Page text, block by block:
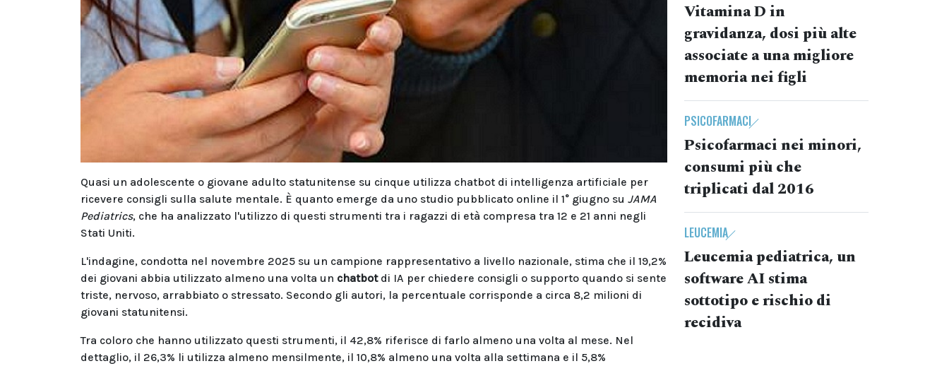
Quasi un adolescente o giovane adulto statunitense su cinque utilizza chatbot di intelligenza artificiale per
ricevere consigli sulla salute mentale. È quanto emerge da uno studio pubblicato online il 1° giugno su JAMA
Pediatrics, che ha analizzato l'utilizzo di questi strumenti tra i ragazzi di età compresa tra 12 e 21 anni negli
Stati Uniti.
L'indagine, condotta nel novembre 2025 su un campione rappresentativo a livello nazionale, stima che il 19,2%
dei giovani abbia utilizzato almeno una volta un chatbot di IA per chiedere consigli o supporto quando si sente
triste, nervoso, arrabbiato o stressato. Secondo gli autori, la percentuale corrisponde a circa 8,2 milioni di
giovani statunitensi.
Tra coloro che hanno utilizzato questi strumenti, il 42,8% riferisce di farlo almeno una volta al mese. Nel
dettaglio, il 26,3% li utilizza almeno mensilmente, il 10,8% almeno una volta alla settimana e il 5,8%
Vitamina D in
gravidanza, dosi più alte
associate a una migliore
memoria nei figli
PSICOFARMACI
Psicofarmaci nei minori,
consumi più che
triplicati dal 2016
LEUCEMIA
Leucemia pediatrica, un
software AI stima
sottotipo e rischio di
recidiva